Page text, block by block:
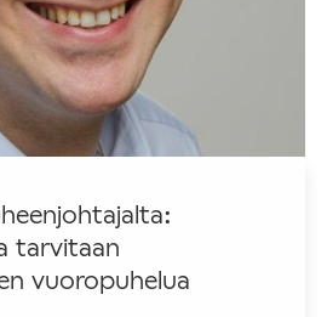
tarvitaan
vuoropuhelua